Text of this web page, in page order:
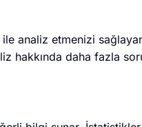
ile analiz etmenizi
hakkında daha fazla